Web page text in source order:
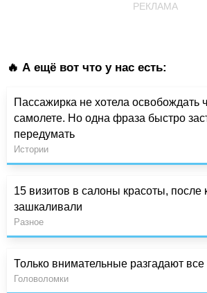
РЕКЛАМА
🔥 А ещё вот что у нас есть:
Пассажирка не хотела освобождать
самолете. Но одна фраза быстро
передумать
Истории
15 визитов в салоны красоты, после
зашкаливали
Разное
Только внимательные разгадают все
Головоломки